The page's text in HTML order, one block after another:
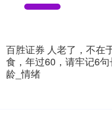
百胜证券 人老了，不在
食，年过60，请牢记6
龄_情绪